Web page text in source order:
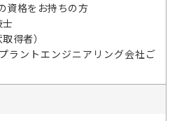
資格をお持ちの方
得者）
ラントエンジニアリング会社ご